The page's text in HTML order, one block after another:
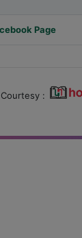
Page
Courtesy :